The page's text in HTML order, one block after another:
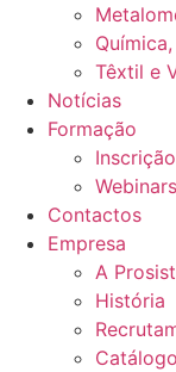
Têxtil e
Notícias
Formação
Webinars
Contactos
Empresa
A
História
Catálogo